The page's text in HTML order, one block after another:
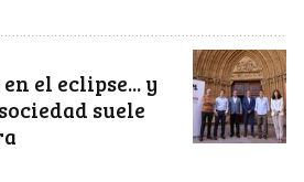
el eclipse... y
suele